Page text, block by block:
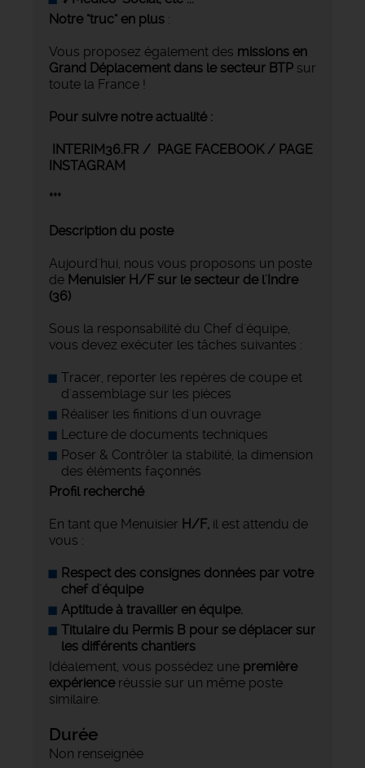
Notre "truc" en plus :
Vous proposez également des missions en
Grand Déplacement dans le secteur BTP sur
toute la France !
Pour suivre notre actualité :
INTERIM36.FR / PAGE FACEBOOK / PAGE
INSTAGRAM
***
Description du poste
Aujourd'hui, nous vous proposons un poste
de Menuisier H/F sur le secteur de l'Indre
(36)
Sous la responsabilité du Chef d'équipe,
vous devez exécuter les tâches suivantes :
Tracer, reporter les repères de coupe et
d'assemblage sur les pièces
Réaliser les finitions d'un ouvrage
Lecture de documents techniques
Poser & Contrôler la stabilité, la dimension
des éléments façonnés
Profil recherché
En tant que Menuisier H/F, il est attendu de
vous :
Respect des consignes données par votre
chef d'équipe
Aptitude à travailler en équipe.
Titulaire du Permis B pour se déplacer sur
les différents chantiers
Idéalement, vous possédez une première
expérienceréussie sur un même poste
similaire.
Durée
Non renseignée